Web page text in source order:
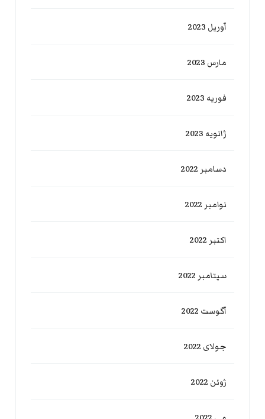
آوریل 2023
مارس 2023
فوریه 2023
ژانویه 2023
دسامبر 2022
نوامبر 2022
اکتبر 2022
سپتامبر 2022
آگوست 2022
جولای 2022
ژوئن 2022